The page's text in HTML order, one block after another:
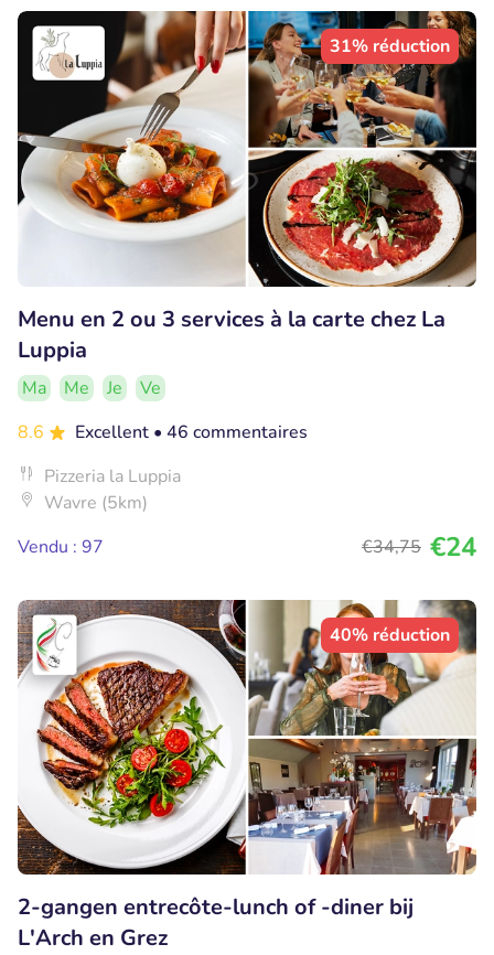
31% réduction
Menu en 2 ou 3 services à la carte chez La
Luppia
Ma Me Je
Ve
8.6
Excellent • 46 commentaires
Pizzeria la Luppia
Wavre (5km)
Vendu : 97
€34,75 €24
40% réduction
2-gangen entrecôte-lunch of -diner bij
L'Arch en Grez